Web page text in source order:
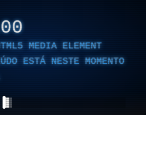
MEDIA ELEMENT
ESTÁ NESTE MOMENTO